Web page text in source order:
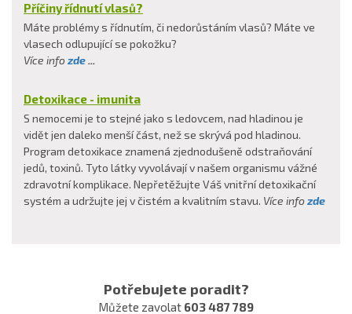
Příčiny řídnutí vlasů?
Máte problémy s řídnutím, či nedorůstáním vlasů? Máte ve
vlasech odlupující se pokožku?
Více info zde...
Detoxikace - imunita
S nemocemi je to stejné jako s ledovcem, nad hladinou je
vidět jen daleko menší část, než se skrývá pod hladinou.
Program detoxikace znamená zjednodušeně odstraňování
jedů, toxinů. Tyto látky vyvolávají v našem organismu vážné
zdravotní komplikace. Nepřetěžujte Váš vnitřní detoxikační
systém a udržujte jej v čistém a kvalitním stavu. Více info zde
Potřebujete poradit?
Můžete zavolat 603 487 789